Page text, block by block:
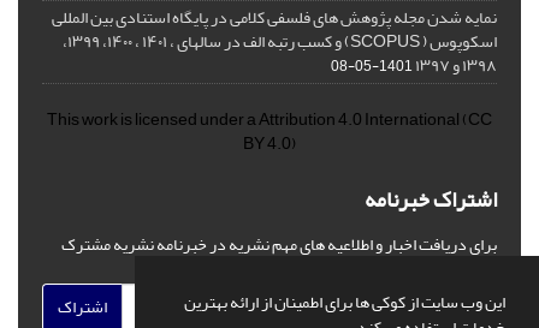
این وب سایت از کوکی ها برای اطمینان از ارائه بهترین
نمایه شدن مجله پژوهش های فلسفی کلامی در پایگاه استنادی بین المللی
اسکوپوس ( SCOPUS) و کسب رتبه الف در سالهای ، ۱۴۰۱ ، ۱۴۰۰، ۱۳۹۹،
۱۳۹۸ و ۱۳۹۷ 1401-05-08
This work is licensed under aAttribution 4.0 International(CC
BY 4.0)
اشتراک خبرنامه
برای دریافت اخبار و اطلاعیه های مهم نشریه در خبرنامه نشریه مشترک
اشتراک